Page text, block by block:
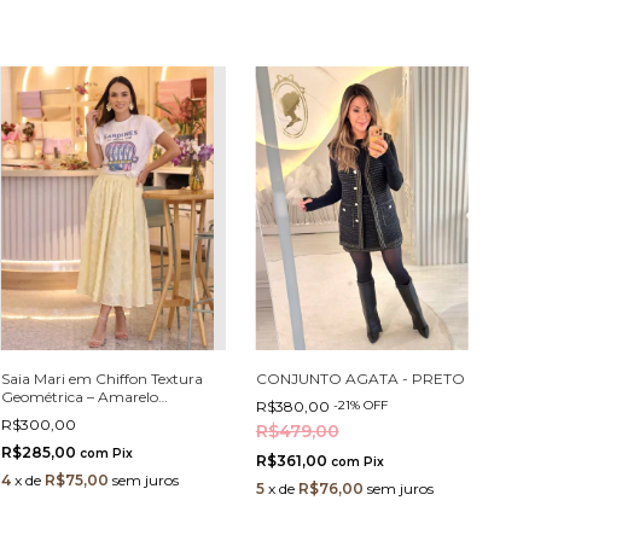
Saia Mari em Chiffon Textura
Geométrica – Amarelo
Manteiga
R$300,00
R$285,00 com Pix
4 x de R$75,00 sem juros
CONJUNTO AGATA - PRETO
R$380,00 -21% OFF
R$479,00
R$361,00 com Pix
5 x de R$76,00 sem juros